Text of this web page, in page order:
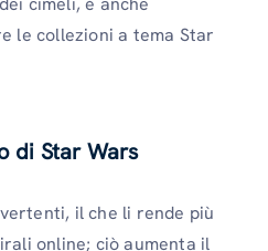
le collezioni a tema Star
di Star Wars
il che li rende più
online; ciò aumenta il